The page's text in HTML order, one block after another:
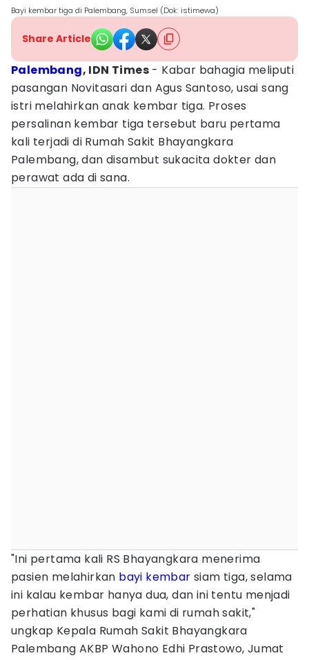
Bayi kembar tiga di Palembang, Sumsel (Dok: istimewa)
Share Article
Palembang, IDN Times - Kabar bahagia meliputi
pasangan Novitasari dan Agus Santoso, usai sang
istri melahirkan anak kembar tiga. Proses
persalinan kembar tiga tersebut baru pertama
kali terjadi di Rumah Sakit Bhayangkara
Palembang, dan disambut sukacita dokter dan
perawat ada di sana.
"Ini pertama kali RS Bhayangkara menerima
pasien melahirkan bayi kembar siam tiga, selama
ini kalau kembar hanya dua, dan ini tentu menjadi
perhatian khusus bagi kami di rumah sakit,"
ungkap Kepala Rumah Sakit Bhayangkara
Palembang AKBP Wahono Edhi Prastowo, Jumat